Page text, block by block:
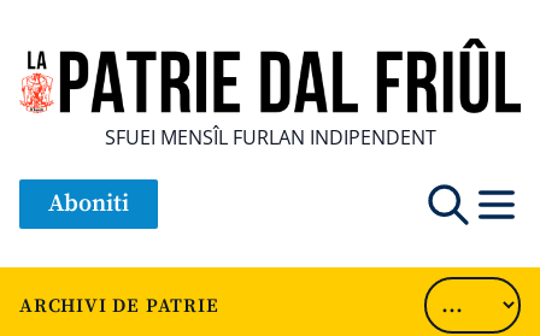
SFUEI MENSÎL FURLAN INDIPENDENT
Aboniti
ARCHIVI DE PATRIE